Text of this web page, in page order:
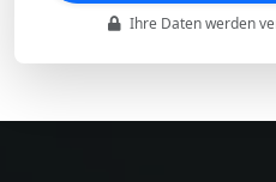
Ihre Daten werden